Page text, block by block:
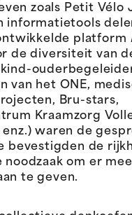
zoals Petit Vélo
informatietools
platform
de diversiteit van
van het ONE,
Bru-stars,
Kraamzorg
enz.) waren de
bevestigden de
noodzaak om er
te geven.